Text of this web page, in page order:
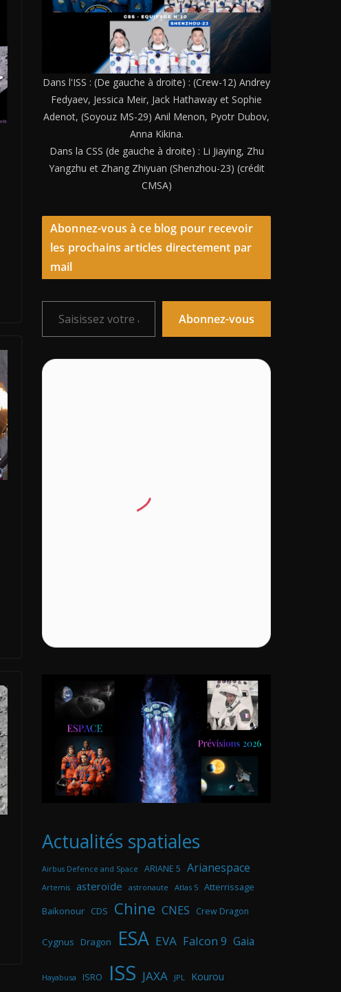
Dans l'ISS : (De gauche à droite) : (Crew-12) Andrey
Fedyaev, Jessica Meir, Jack Hathaway et Sophie
Adenot, (Soyouz MS-29) Anil Menon, Pyotr Dubov,
Anna Kikina.
Dans la CSS (de gauche à droite) : Li Jiaying, Zhu
Yangzhu et Zhang Zhiyuan (Shenzhou-23) (crédit
CMSA)
Abonnez-vous à ce blog pour recevoir
les prochains articles directement par
mail
Saisissez votre adresse e-mail…
Abonnez-vous
Actualités spatiales
Airbus Defence and Space ARIANE 5 Arianespace
Artemis asteroïde astronaute Atlas 5 Atterrissage
Baikonour CDS Chine CNES Crew Dragon
Cygnus Dragon ESA EVA Falcon 9 Gaia
Hayabusa ISRO ISS JAXA JPL Kourou